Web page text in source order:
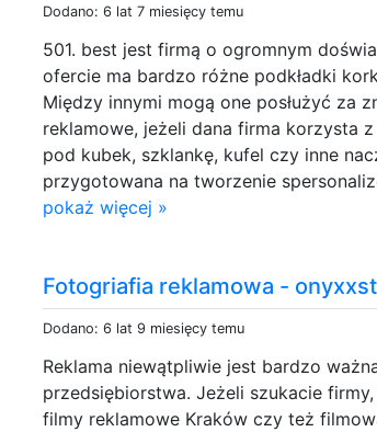
Dodano: 6 lat 7 miesięcy temu
501. best jest firmą o ogromnym
ofercie ma bardzo różne podkładki
Między innymi mogą one posłużyć za
reklamowe, jeżeli dana firma korzysta
pod kubek, szklankę, kufel czy inne
przygotowana na tworzenie
pokaż więcej »
Fotogriafia reklamowa -
Dodano: 6 lat 9 miesięcy temu
Reklama niewątpliwie jest bardzo
przedsiębiorstwa. Jeżeli szukacie
filmy reklamowe Kraków czy też